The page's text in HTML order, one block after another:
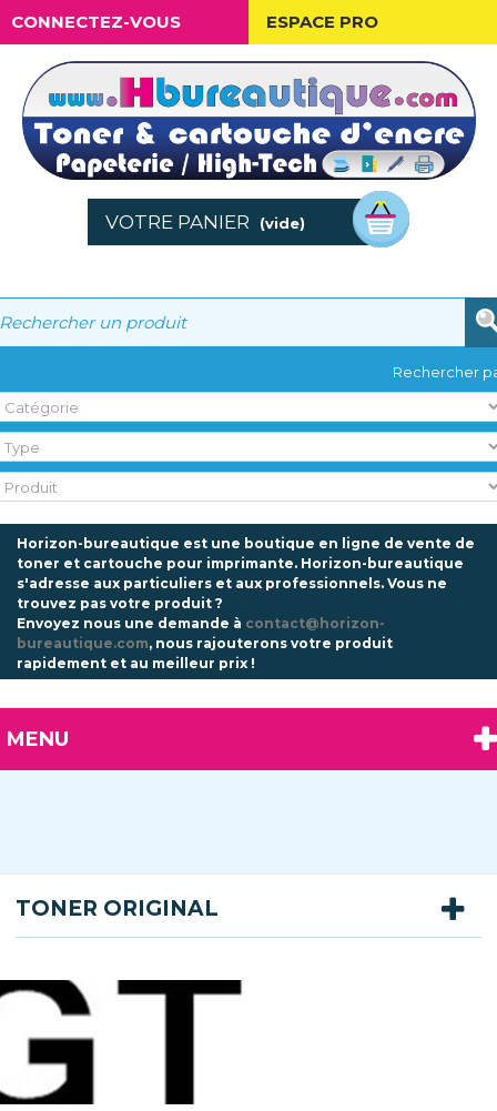
CONNECTEZ-VOUS ESPACE PRO
VOTRE PANIER (vide)
Rechercher
Horizon-bureautique est une boutique en ligne de vente de
toner et cartouche pour imprimante. Horizon-bureautique
s'adresse aux particuliers et aux professionnels. Vous ne
trouvez pas votre produit ?
Envoyez nous une demande à contact@horizon-
bureautique.com, nous rajouterons votre produit
rapidement et au meilleur prix !
MENU
TONER ORIGINAL